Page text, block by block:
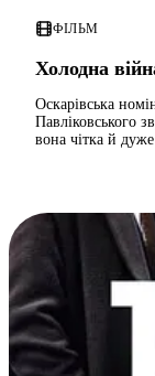
ФІЛЬМ
Холодна
Оскарівська
Павліковського
вона чітка й